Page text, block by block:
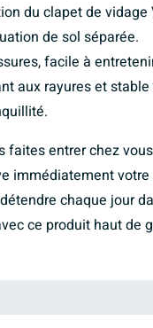
du clapet de
de sol séparée.
facile à
aux rayures et
faites entrer chez
immédiatement
chaque jour
ce produit haut de